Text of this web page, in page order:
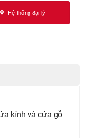
Hệ thống đại lý
kính và cửa gỗ